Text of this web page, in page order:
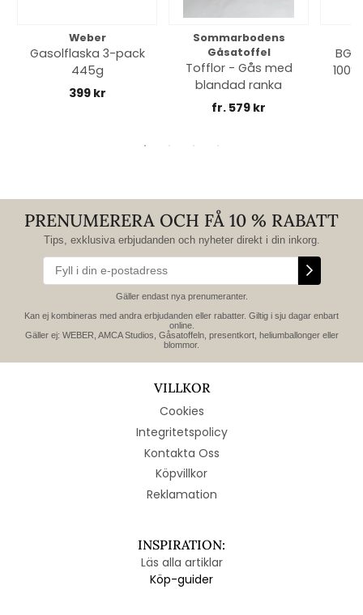
Weber
Gasolflaska 3-pack
445g
399 kr
Sommarbodens
Gåsatoffel
Tofflor - Gås med
blandad ranka
fr. 579 kr
PRENUMERERA OCH FÅ 10 % RABATT
Tips, exklusiva erbjudanden och nyheter direkt i din inkorg.
Gäller endast nya prenumeranter.
Kan ej kombineras med andra erbjudanden eller rabatter. Giltig i sju dagar enbart
online.
Gäller ej: WEBER, AMCA Studios, Gåsatoffeln, presentkort, heliumballonger eller
blommor.
VILLKOR
Cookies
Integritetspolicy
Kontakta Oss
Köpvillkor
Reklamation
INSPIRATION:
Läs alla artiklar
Köp-guider